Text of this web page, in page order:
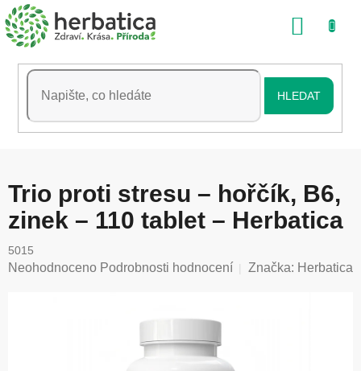
Přejít
na
obsah
HLEDAT
Trio proti stresu – hořčík, B6,
zinek – 110 tablet – Herbatica
5015
Průměrné
Neohodnoceno Podrobnosti hodnocení Značka: Herbatica